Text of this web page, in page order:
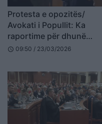
Protesta e opozitës/
Avokati i Popullit: Ka
raportime për dhunë
policore, thirrje forcave të
schedule 09:50 / 23/03/2026